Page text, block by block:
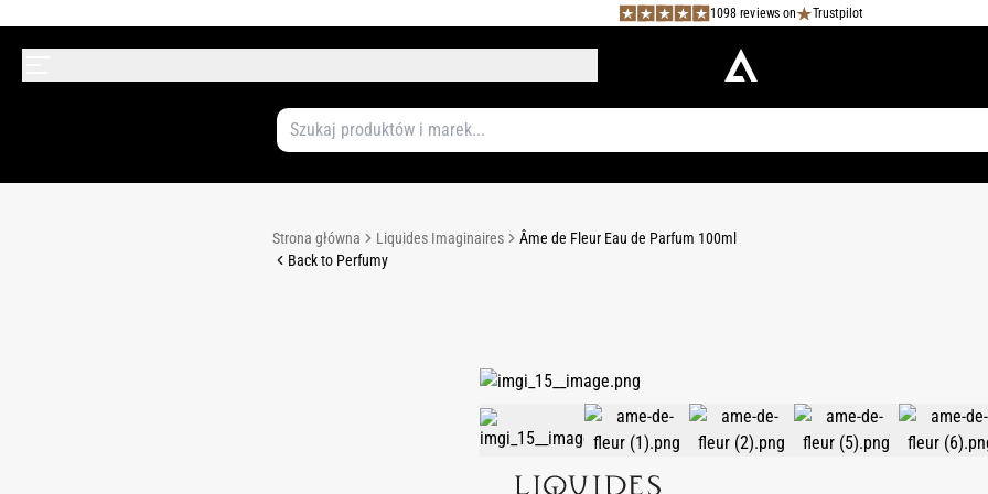
1098 reviews on Trustpilot
Strona główna Liquides Imaginaires
Âme de Fleur Eau de Parfum 100ml
Back to Perfumy